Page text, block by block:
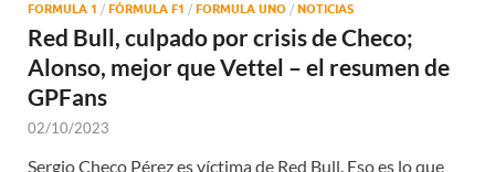
FORMULA 1 / FÓRMULA F1 / FORMULA UNO / NOTICIAS
Red Bull, culpado por crisis de Checo;
Alonso, mejor que Vettel – el resumen de
GPFans
02/10/2023
Sergio Checo Pérez es víctima de Red Bull. Eso es lo que